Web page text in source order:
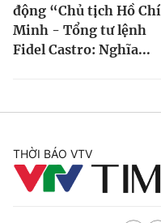
động “Chủ tịch Hồ Chí
Minh - Tổng tư lệnh
Fidel Castro: Nghĩa...
THỜI BÁO VTV